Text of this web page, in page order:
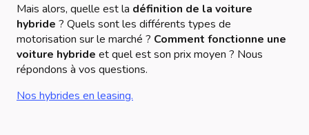
Mais alors, quelle est la définition de la voiture
hybride ? Quels sont les différents types de
motorisation sur le marché ? Comment fonctionne une
voiture hybride et quel est son prix moyen ? Nous
répondons à vos questions.
Nos hybrides en leasing.